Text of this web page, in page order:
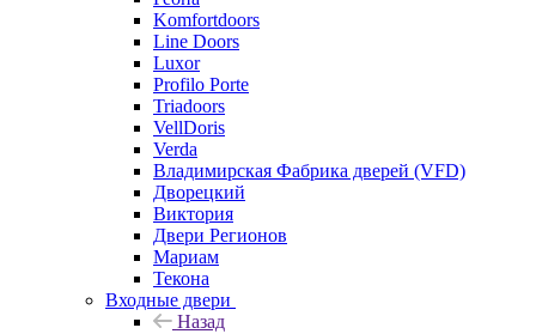
Komfortdoors
Line Doors
Luxor
Profilo Porte
Triadoors
VellDoris
Verda
Владимирская Фабрика дверей (VFD)
Дворецкий
Виктория
Двери Регионов
Мариам
Текона
Входные двери
Назад